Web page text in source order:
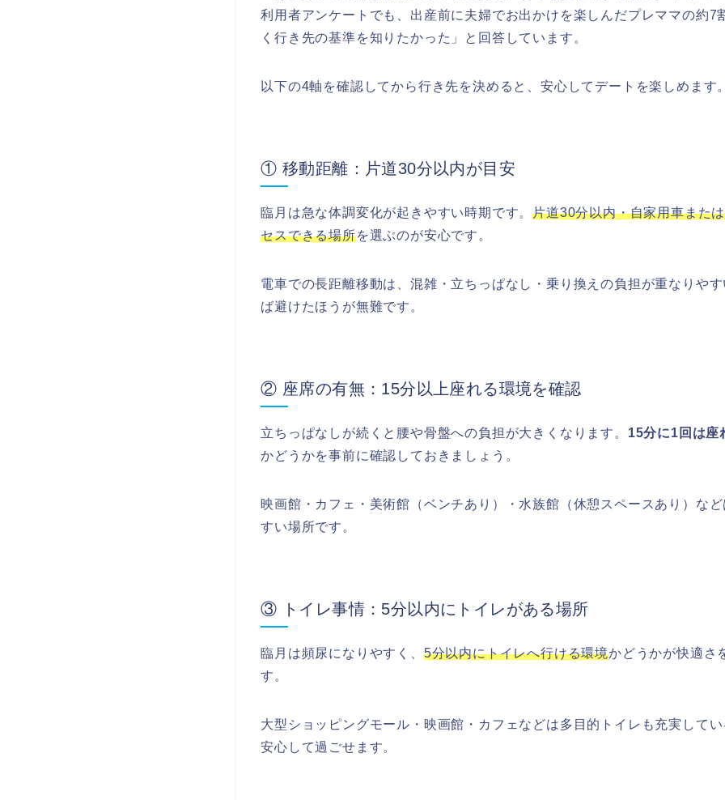
利用者アンケートでも、出産前に夫婦でお出かけを楽しんだプレママの約7
く行き先の基準を知りたかった」と回答しています。
以下の4軸を確認してから行き先を決めると、安心してデートを楽しめます
① 移動距離：片道30分以内が目安
臨月は急な体調変化が起きやすい時期です。片道30分以内・自家用車また
セスできる場所を選ぶのが安心です。
電車での長距離移動は、混雑・立ちっぱなし・乗り換えの負担が重なりや
ば避けたほうが無難です。
② 座席の有無：15分以上座れる環境を確認
立ちっぱなしが続くと腰や骨盤への負担が大きくなります。 15分に1回は座
かどうかを事前に確認しておきましょう。
映画館・カフェ・美術館（ベンチあり）・水族館（休憩スペースあり）な
すい場所です。
③ トイレ事情：5分以内にトイレがある場所
臨月は頻尿になりやすく、 5分以内にトイレへ行ける環境かどうかが快適さ
す。
大型ショッピングモール・映画館・カフェなどは多目的トイレも充実して
安心して過ごせます。